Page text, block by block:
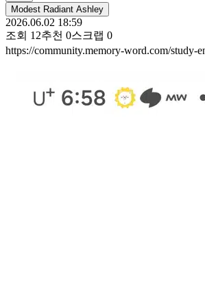
Modest Radiant Ashley
2026.06.02 18:59
조회 12추천 0스크랩 0
https://community.memory-word.com/study-